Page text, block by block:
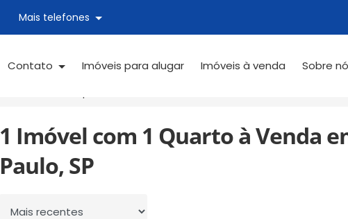
Mais telefones
Contato Imóveis para alugar Imóveis à venda Sobre
1 Imóvel com 1 Quarto à Venda
Paulo, SP
Ordenar por